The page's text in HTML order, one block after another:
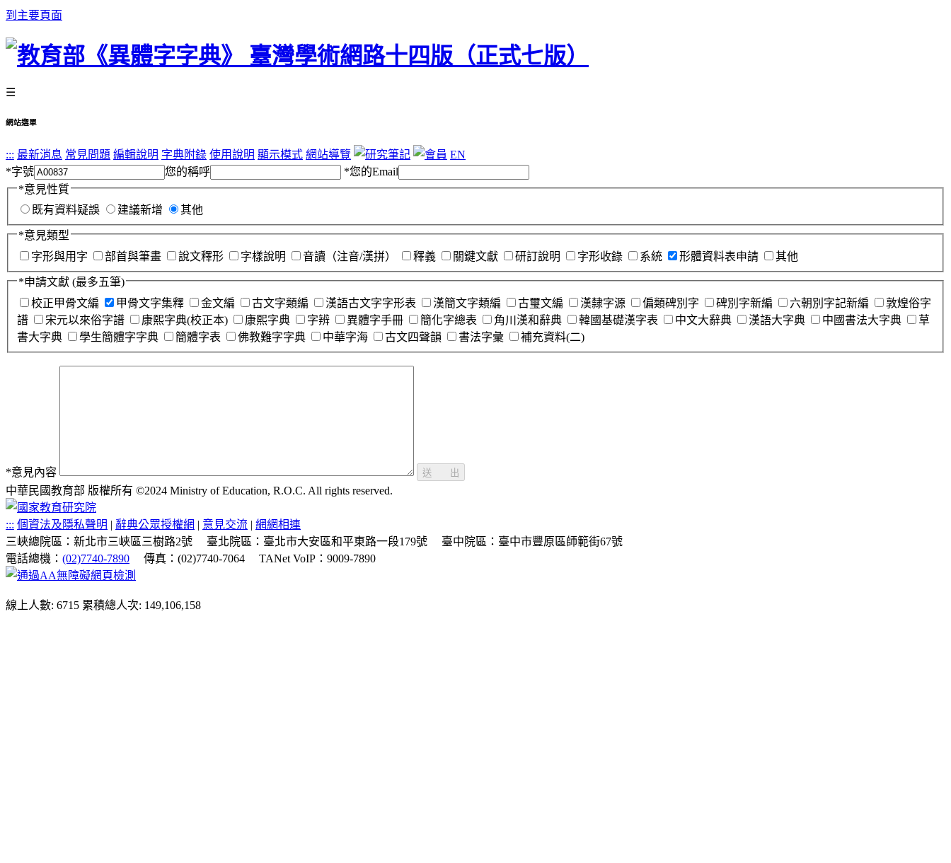
到主要頁面
☰
網站選單
::: 最新消息 常見問題 編輯說明 字典附錄 使用說明 顯示模式 網站導覽
EN
*字號 您的稱呼 *您的Email
*意見性質
既有資料疑誤
建議新增 其他
*意見類型
字形與用字
部首與筆畫 說文釋形 字樣說明 音讀（注音/漢拼） 釋義 關鍵文獻 研訂說明 字形收錄 系統 形體資料表申請 其他
*申請文獻 (最多五筆)
校正甲骨文編
甲骨文字集釋 金文編 古文字類編 漢語古文字字形表 漢簡文字類編 古璽文編 漢隸字源 偏類碑別字 碑別字新編 六朝別字記新編
敦煌俗字
譜
宋元以來俗字譜 康熙字典(校正本) 康熙字典 字辨 異體字手冊 簡化字總表 角川漢和辭典 韓國基礎漢字表 中文大辭典 漢語大字典 中國書法大字典
草
書大字典
學生簡體字字典 簡體字表 佛教難字字典 中華字海 古文四聲韻 書法字彙 補充資料(二)
*意見內容 送 出
中華民國教育部 版權所有 ©2024 Ministry of Education, R.O.C. All rights reserved.
::: 個資法及隱私聲明 | 辭典公眾授權網 | 意見交流 | 網網相連
三峽總院區：新北市三峽區三樹路2號
臺北院區：臺北市大安區和平東路一段179號
臺中院區：臺中市豐原區師範街67號
電話總機： (02)7740-7890 傳真：(02)7740-7064 TANet VoIP：9009-7890
線上人數: 6715 累積總人次: 149,106,158